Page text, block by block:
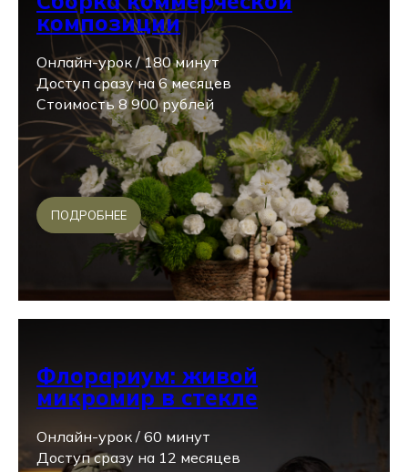
композиции
Онлайн-урок / 180 минут
Доступ сразу на 6 месяцев
Стоимость 8 900 рублей
ПОДРОБНЕЕ
Флорариум: живой
микромир в стекле
Онлайн-урок / 60 минут
Доступ сразу на 12 месяцев